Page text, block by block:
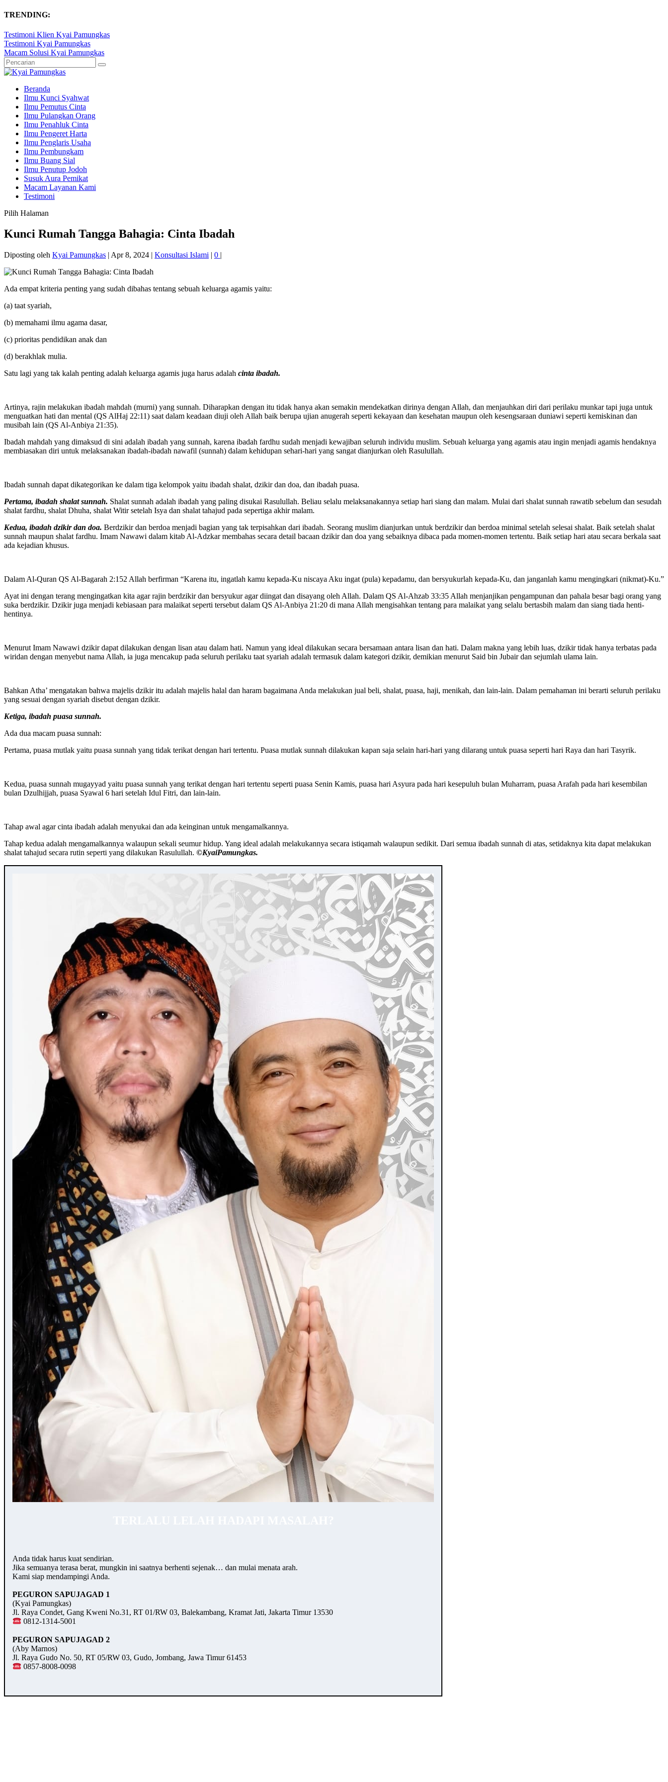
TRENDING:
Testimoni Klien Kyai Pamungkas
Testimoni Kyai Pamungkas
Macam Solusi Kyai Pamungkas
Beranda
Ilmu Kunci Syahwat
Ilmu Pemutus Cinta
Ilmu Pulangkan Orang
Ilmu Penahluk Cinta
Ilmu Pengeret Harta
Ilmu Penglaris Usaha
Ilmu Pembungkam
Ilmu Buang Sial
Ilmu Penutup Jodoh
Susuk Aura Pemikat
Macam Layanan Kami
Testimoni
Pilih Halaman
Kunci Rumah Tangga Bahagia: Cinta Ibadah
Diposting oleh Kyai Pamungkas | Apr 8, 2024 | Konsultasi Islami | 0 |
Ada empat kriteria penting yang sudah dibahas tentang sebuah keluarga agamis yaitu:
(a) taat syariah,
(b) memahami ilmu agama dasar,
(c) prioritas pendidikan anak dan
(d) berakhlak mulia.
Satu lagi yang tak kalah penting adalah keluarga agamis juga harus adalah cinta ibadah.
Artinya, rajin melakukan ibadah mahdah (murni) yang sunnah. Diharapkan dengan itu tidak hanya akan semakin mendekatkan dirinya dengan Allah, dan menjauhkan diri dari perilaku munkar tapi juga untuk
menguatkan hati dan mental (QS AlHaj 22:11) saat dalam keadaan diuji oleh Allah baik berupa ujian anugerah seperti kekayaan dan kesehatan maupun oleh kesengsaraan duniawi seperti kemiskinan dan
musibah lain (QS Al-Anbiya 21:35).
Ibadah mahdah yang dimaksud di sini adalah ibadah yang sunnah, karena ibadah fardhu sudah menjadi kewajiban seluruh individu muslim. Sebuah keluarga yang agamis atau ingin menjadi agamis hendaknya
membiasakan diri untuk melaksanakan ibadah-ibadah nawafil (sunnah) dalam kehidupan sehari-hari yang sangat dianjurkan oleh Rasulullah.
Ibadah sunnah dapat dikategorikan ke dalam tiga kelompok yaitu ibadah shalat, dzikir dan doa, dan ibadah puasa.
Pertama, ibadah shalat sunnah. Shalat sunnah adalah ibadah yang paling disukai Rasulullah. Beliau selalu melaksanakannya setiap hari siang dan malam. Mulai dari shalat sunnah rawatib sebelum dan sesudah
shalat fardhu, shalat Dhuha, shalat Witir setelah Isya dan shalat tahajud pada sepertiga akhir malam.
Kedua, ibadah dzikir dan doa. Berdzikir dan berdoa menjadi bagian yang tak terpisahkan dari ibadah. Seorang muslim dianjurkan untuk berdzikir dan berdoa minimal setelah selesai shalat. Baik setelah shalat
sunnah maupun shalat fardhu. Imam Nawawi dalam kitab Al-Adzkar membahas secara detail bacaan dzikir dan doa yang sebaiknya dibaca pada momen-momen tertentu. Baik setiap hari atau secara berkala saat
ada kejadian khusus.
Dalam Al-Quran QS Al-Bagarah 2:152 Allah berfirman “Karena itu, ingatlah kamu kepada-Ku niscaya Aku ingat (pula) kepadamu, dan bersyukurlah kepada-Ku, dan janganlah kamu mengingkari (nikmat)-Ku.”
Ayat ini dengan terang mengingatkan kita agar rajin berdzikir dan bersyukur agar diingat dan disayang oleh Allah. Dalam QS Al-Ahzab 33:35 Allah menjanjikan pengampunan dan pahala besar bagi orang yang
suka berdzikir. Dzikir juga menjadi kebiasaan para malaikat seperti tersebut dalam QS Al-Anbiya 21:20 di mana Allah mengisahkan tentang para malaikat yang selalu bertasbih malam dan siang tiada henti-
hentinya.
Menurut Imam Nawawi dzikir dapat dilakukan dengan lisan atau dalam hati. Namun yang ideal dilakukan secara bersamaan antara lisan dan hati. Dalam makna yang lebih luas, dzikir tidak hanya terbatas pada
wiridan dengan menyebut nama Allah, ia juga mencakup pada seluruh perilaku taat syariah adalah termasuk dalam kategori dzikir, demikian menurut Said bin Jubair dan sejumlah ulama lain.
Bahkan Atha’ mengatakan bahwa majelis dzikir itu adalah majelis halal dan haram bagaimana Anda melakukan jual beli, shalat, puasa, haji, menikah, dan lain-lain. Dalam pemahaman ini berarti seluruh perilaku
yang sesuai dengan syariah disebut dengan dzikir.
Ketiga, ibadah puasa sunnah.
Ada dua macam puasa sunnah:
Pertama, puasa mutlak yaitu puasa sunnah yang tidak terikat dengan hari tertentu. Puasa mutlak sunnah dilakukan kapan saja selain hari-hari yang dilarang untuk puasa seperti hari Raya dan hari Tasyrik.
Kedua, puasa sunnah mugayyad yaitu puasa sunnah yang terikat dengan hari tertentu seperti puasa Senin Kamis, puasa hari Asyura pada hari kesepuluh bulan Muharram, puasa Arafah pada hari kesembilan
bulan Dzulhijjah, puasa Syawal 6 hari setelah Idul Fitri, dan lain-lain.
Tahap awal agar cinta ibadah adalah menyukai dan ada keinginan untuk mengamalkannya.
Tahap kedua adalah mengamalkannya walaupun sekali seumur hidup. Yang ideal adalah melakukannya secara istiqamah walaupun sedikit. Dari semua ibadah sunnah di atas, setidaknya kita dapat melakukan
shalat tahajud secara rutin seperti yang dilakukan Rasulullah. ©️KyaiPamungkas.
Anda tidak harus kuat sendirian.
Jika semuanya terasa berat, mungkin ini saatnya berhenti sejenak… dan mulai menata arah.
Kami siap mendampingi Anda.
PEGURON SAPUJAGAD 1
(Kyai Pamungkas)
Jl. Raya Condet, Gang Kweni No.31, RT 01/RW 03, Balekambang, Kramat Jati, Jakarta Timur 13530
0812-1314-5001
PEGURON SAPUJAGAD 2
(Aby Marnos)
Jl. Raya Gudo No. 50, RT 05/RW 03, Gudo, Jombang, Jawa Timur 61453
0857-8008-0098